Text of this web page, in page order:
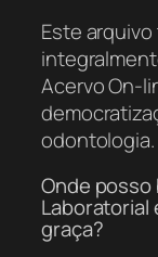
Este
Acervo On-
odontologia.
Onde posso
Laboratorial
graça?